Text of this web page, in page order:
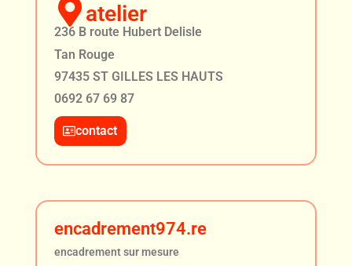
atelier
236 B route Hubert Delisle
Tan Rouge
97435 ST GILLES LES HAUTS
0692 67 69 87
contact
encadrement974.re
encadrement sur mesure